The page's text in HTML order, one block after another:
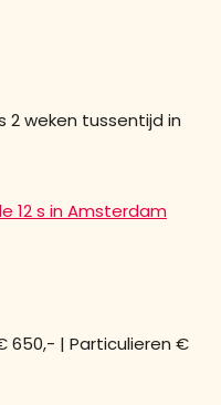
weken tussentijd in
12 s in Amsterdam
650,- | Particulieren €